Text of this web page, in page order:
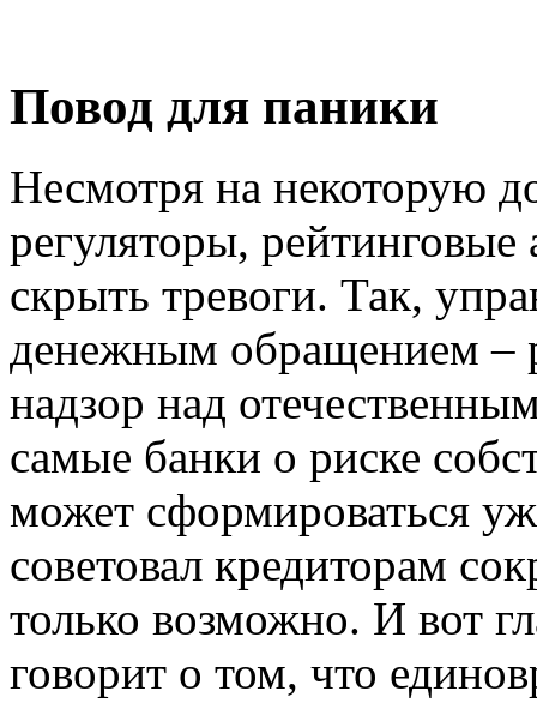
Повод для паники
Несмотря на некоторую
регуляторы, рейтинговые
скрыть тревоги. Так,
денежным обращением –
надзор над
самые банки о риске
может сформироваться
советовал кредиторам
только возможно. И вот
говорит о том, что